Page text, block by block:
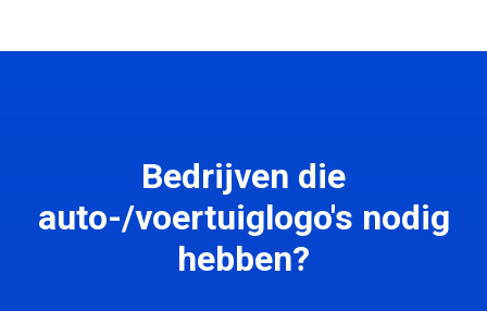
Bedrijven die
auto-/voertuiglogo's nodig
hebben?